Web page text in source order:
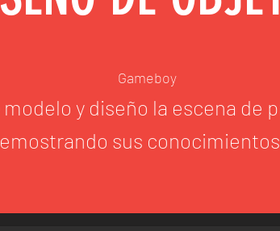
Gameboy
y diseño la escena de
sus